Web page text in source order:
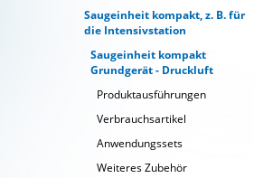
Saugeinheit kompakt, z. B. für
die Intensivstation
Saugeinheit kompakt
Grundgerät - Druckluft
Produktausführungen
Verbrauchsartikel
Anwendungssets
Weiteres Zubehör